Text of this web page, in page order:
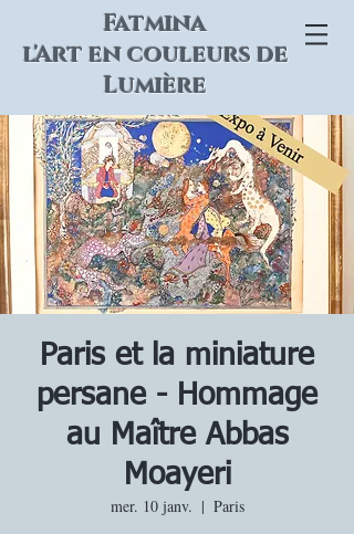
Fatmina
l'Art en couleurs de
Lumière
Paris et la miniature
persane - Hommage
au Maître Abbas
Moayeri
mer. 10 janv.
  |
Paris